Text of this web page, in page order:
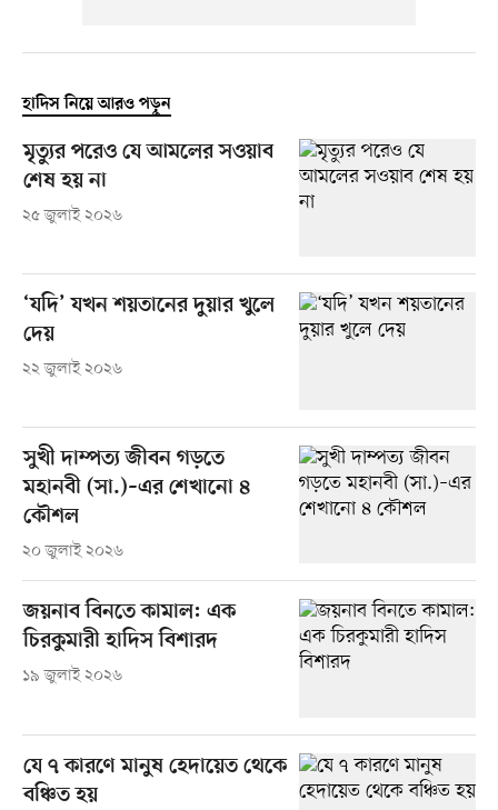
হাদিস নিয়ে আরও পড়ুন
মৃত্যুর পরেও যে আমলের সওয়াব
শেষ হয় না
২৫ জুলাই ২০২৬
‘যদি’ যখন শয়তানের দুয়ার খুলে
দেয়
২২ জুলাই ২০২৬
সুখী দাম্পত্য জীবন গড়তে
মহানবী (সা.)–এর শেখানো ৪
কৌশল
২০ জুলাই ২০২৬
জয়নাব বিনতে কামাল: এক
চিরকুমারী হাদিস বিশারদ
১৯ জুলাই ২০২৬
যে ৭ কারণে মানুষ হেদায়েত থেকে
বঞ্চিত হয়